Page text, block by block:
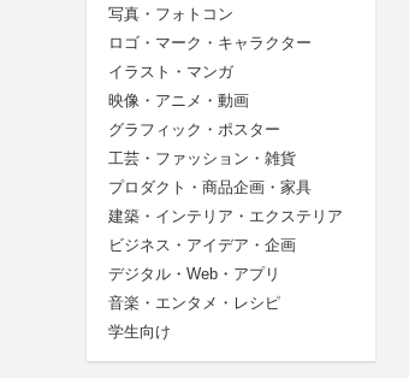
写真・フォトコン
ロゴ・マーク・キャラクター
イラスト・マンガ
映像・アニメ・動画
グラフィック・ポスター
工芸・ファッション・雑貨
プロダクト・商品企画・家具
建築・インテリア・エクステリア
ビジネス・アイデア・企画
デジタル・Web・アプリ
音楽・エンタメ・レシピ
学生向け